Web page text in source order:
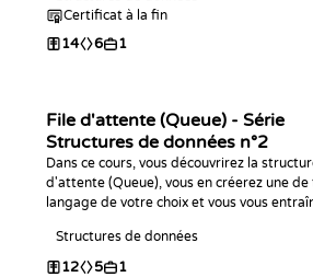
Certificat à la fin
14 6 1
File d'attente (Queue) - Série
Structures de données n°2
Dans ce cours, vous découvrirez la
d'attente (Queue), vous en créerez une
langage de votre choix et vous vous
Structures de données
12 5 1